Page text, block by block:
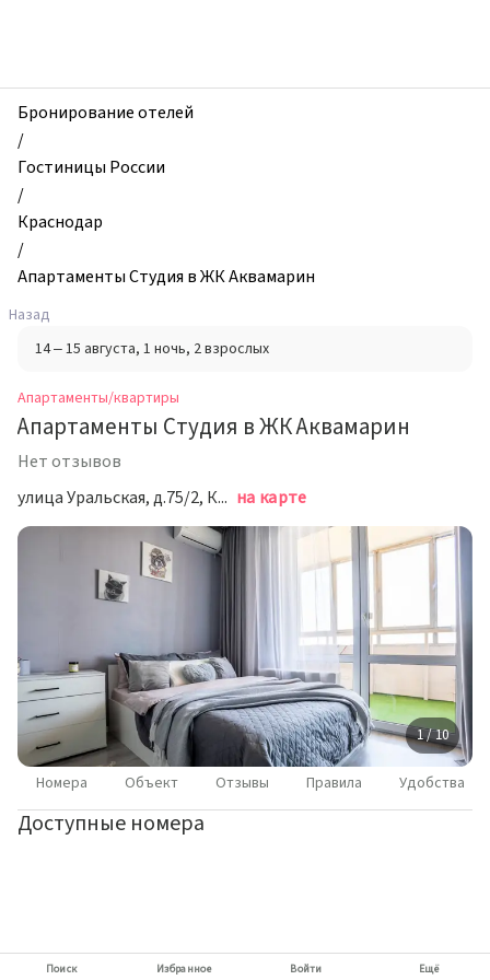
и
квартиры,
Апартаменты
Студия
в
ЖК
Аквамарин,
Краснодар,
Россия
Бронирование отелей
/
Гостиницы России
/
Краснодар
/
Апартаменты Студия в ЖК Аквамарин
Назад
14 – 15 августа, 1 ночь, 2 взрослых
Апартаменты/квартиры
Апартаменты Студия в ЖК Аквамарин
Нет отзывов
улица Уральская, д.75/2, Краснодар на карте
1 / 10
Номера Объект Отзывы Правила Удобства
Доступные номера
Поиск Избранное Войти Ещё